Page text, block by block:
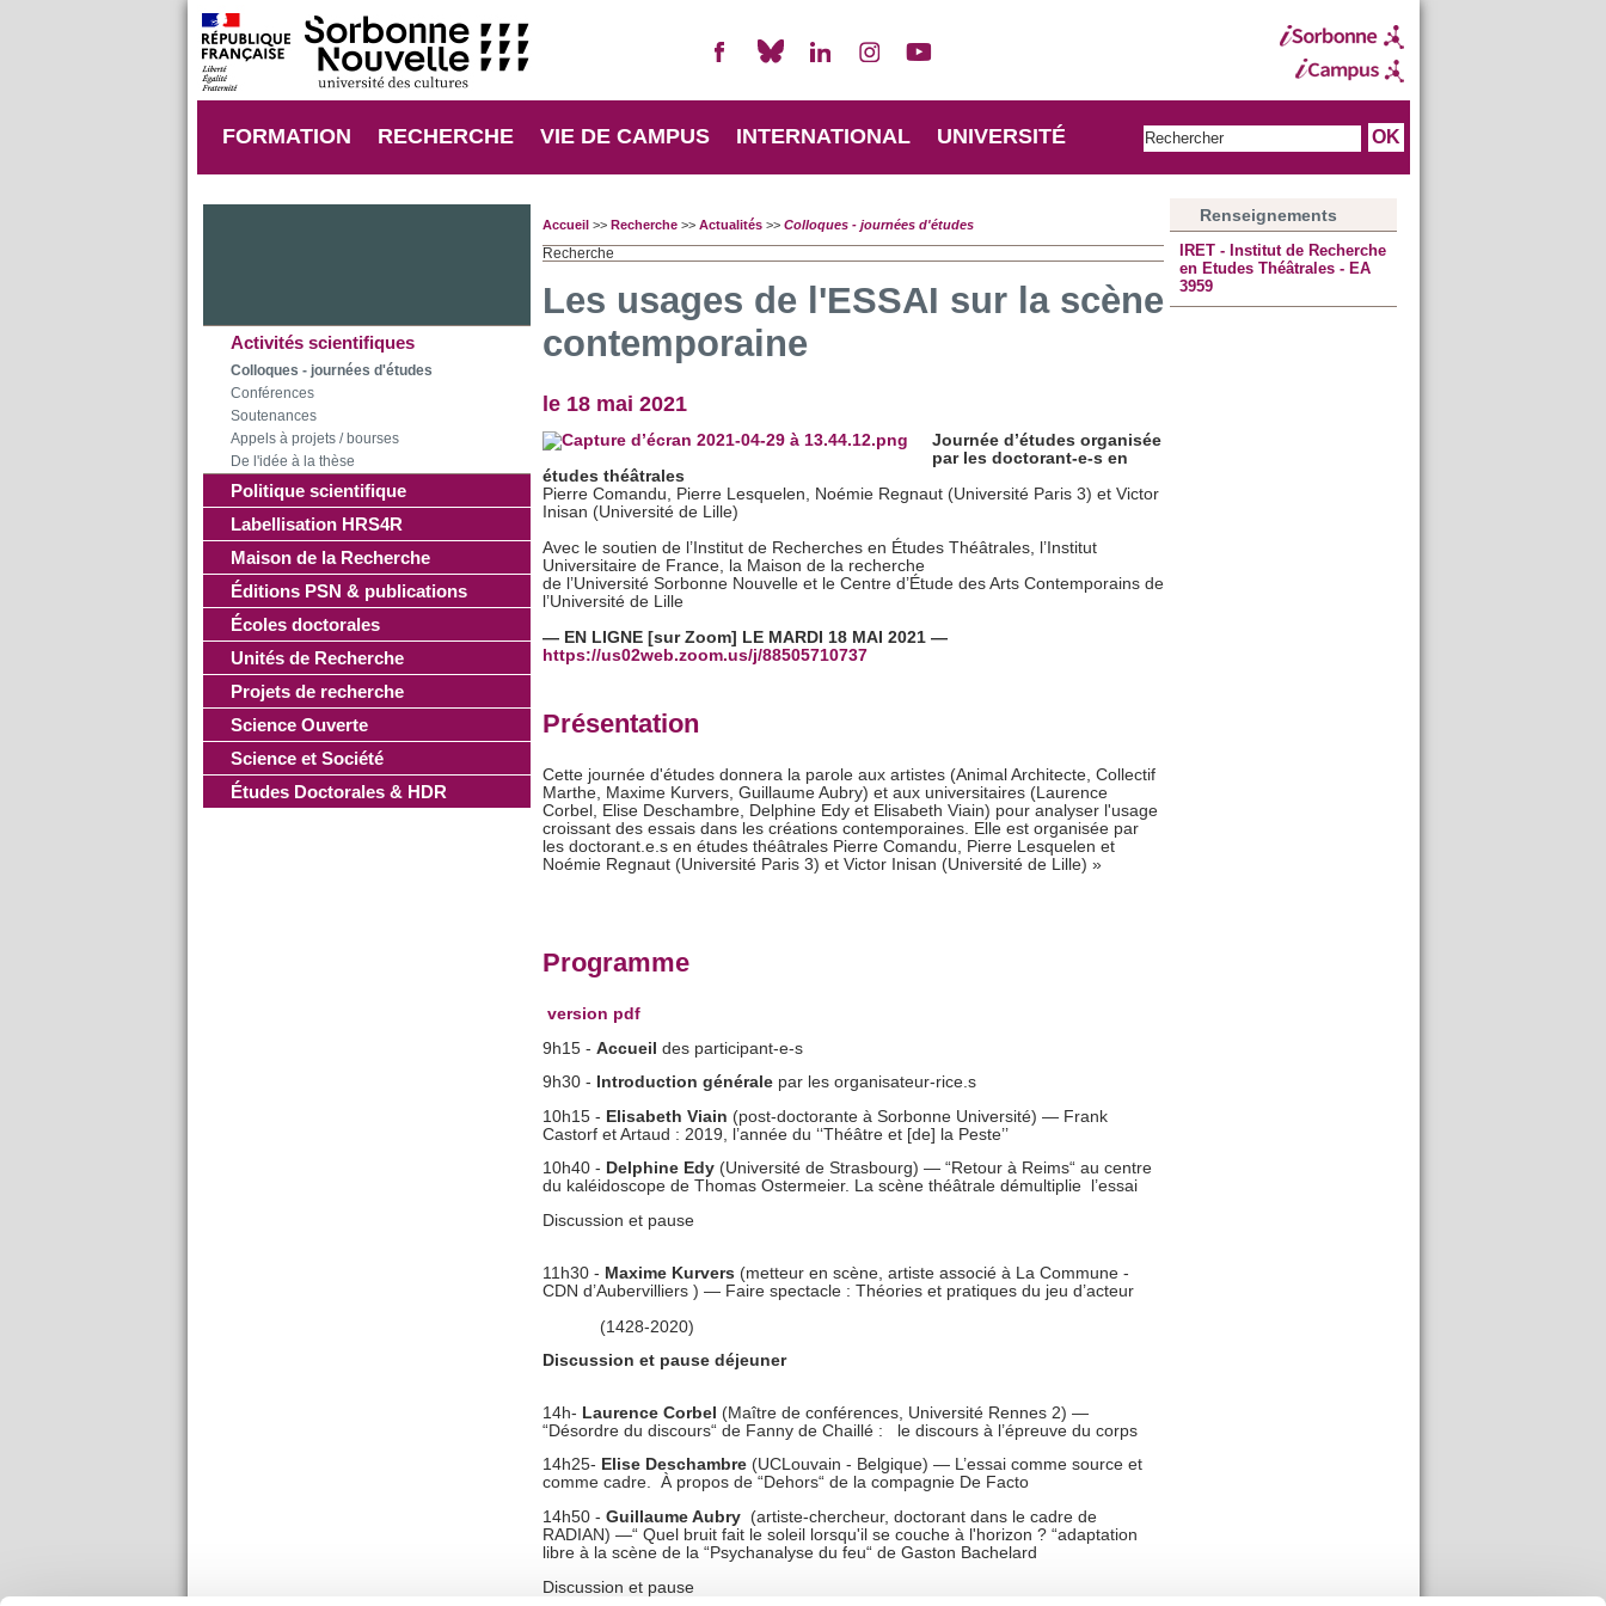
FORMATION RECHERCHE VIE DE CAMPUS INTERNATIONAL UNIVERSITÉ
Activités scientifiques
Colloques - journées d'études
Conférences
Soutenances
Appels à projets / bourses
De l'idée à la thèse
Politique scientifique
Labellisation HRS4R
Maison de la Recherche
Éditions PSN & publications
Écoles doctorales
Unités de Recherche
Projets de recherche
Science Ouverte
Science et Société
Études Doctorales & HDR
Accueil>> Recherche>> Actualités>> Colloques - journées d'études
Recherche
Les usages de l'ESSAI sur la scène
contemporaine
le 18 mai 2021
Journée d’études organisée
par les doctorant-e-s en
études théâtrales
Pierre Comandu, Pierre Lesquelen, Noémie Regnaut (Université Paris 3) et Victor
Inisan (Université de Lille)
Avec le soutien de l’Institut de Recherches en Études Théâtrales, l’Institut
Universitaire de France, la Maison de la recherche
de l’Université Sorbonne Nouvelle et le Centre d’Étude des Arts Contemporains de
l’Université de Lille
— EN LIGNE [sur Zoom] LE MARDI 18 MAI 2021 —
https://us02web.zoom.us/j/88505710737
Présentation
Cette journée d'études donnera la parole aux artistes (Animal Architecte, Collectif
Marthe, Maxime Kurvers, Guillaume Aubry) et aux universitaires (Laurence
Corbel, Elise Deschambre, Delphine Edy et Elisabeth Viain) pour analyser l'usage
croissant des essais dans les créations contemporaines. Elle est organisée par
les doctorant.e.s en études théâtrales Pierre Comandu, Pierre Lesquelen et
Noémie Regnaut (Université Paris 3) et Victor Inisan (Université de Lille) »
Programme
version pdf
9h15 - Accueil des participant-e-s
9h30 -
Introduction généralepar les organisateur-rice.s
10h15 - Elisabeth Viain (post-doctorante à Sorbonne Université) — Frank
Castorf et Artaud : 2019, l’année du ‘‘Théâtre et [de] la Peste’’
10h40 - Delphine Edy(Université de Strasbourg) — “Retour à Reims“ au centre
du kaléidoscope de Thomas Ostermeier. La scène théâtrale démultiplie l’essai
Discussion et pause
11h30 - Maxime Kurvers (metteur en scène, artiste associé à La Commune -
CDN d’Aubervilliers ) — Faire spectacle : Théories et pratiques du jeu d’acteur
(1428-2020)
Discussion et pause déjeuner
14h- Laurence Corbel (Maître de conférences, Université Rennes 2) —
“Désordre du discours“ de Fanny de Chaillé : le discours à l’épreuve du corps
14h25- Elise Deschambre(UCLouvain - Belgique) — L’essai comme source et
comme cadre. À propos de “Dehors“ de la compagnie De Facto
14h50 - Guillaume Aubry(artiste-chercheur, doctorant dans le cadre de
RADIAN) —“ Quel bruit fait le soleil lorsqu'il se couche à l'horizon ? “adaptation
libre à la scène de la “Psychanalyse du feu“ de Gaston Bachelard
Discussion et pause
Renseignements
IRET - Institut de Recherche
en Etudes Théâtrales - EA
3959